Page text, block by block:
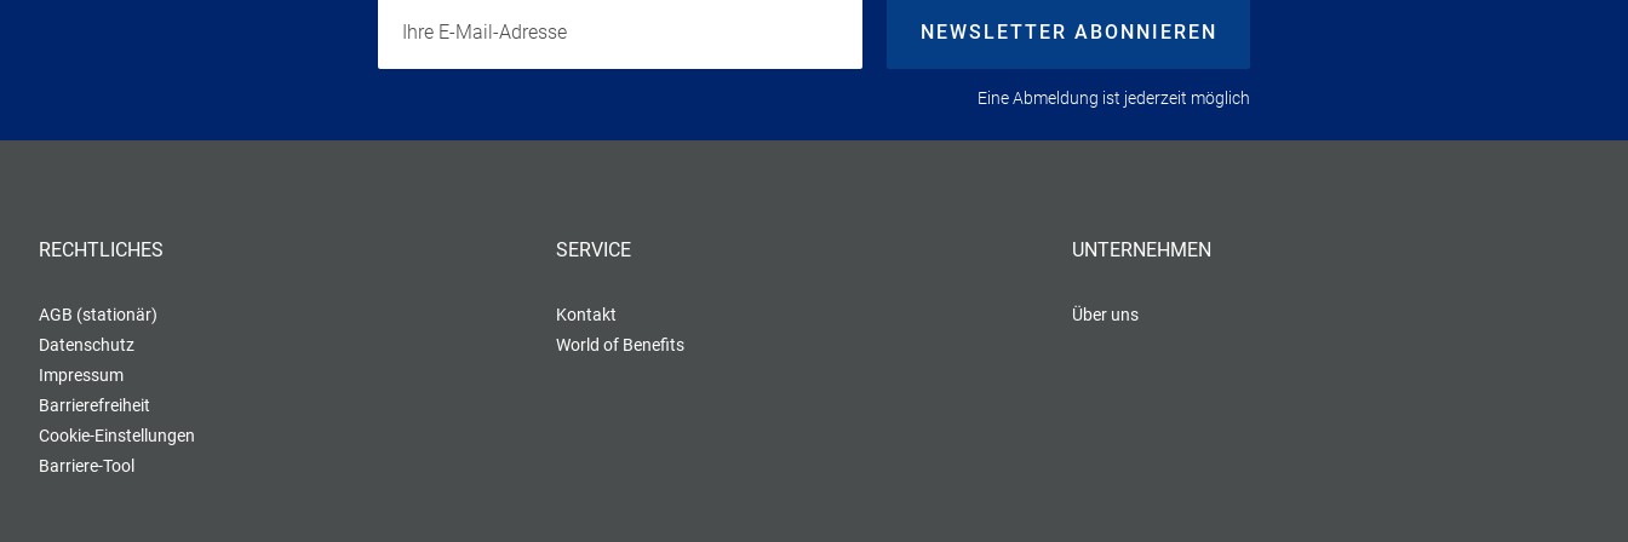
NEWSLETTER ABONNIEREN
Eine Abmeldung ist jederzeit möglich
RECHTLICHES
AGB (stationär)
Datenschutz
Impressum
Barrierefreiheit
Cookie-Einstellungen
Barriere-Tool
SERVICE
Kontakt
World of Benefits
UNTERNEHMEN
Über uns